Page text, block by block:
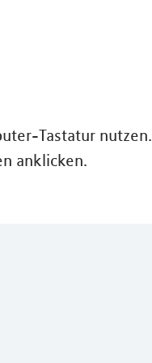
Tastatur nutzen.
anklicken.